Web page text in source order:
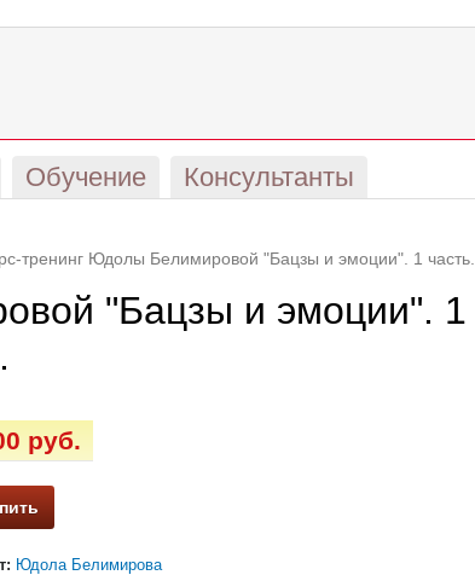
Обучение Консультанты
тренинг Юдолы Белимировой "Бацзы и эмоции". 1 часть.
"Бацзы и эмоции". 1
руб.
Юдола Белимирова